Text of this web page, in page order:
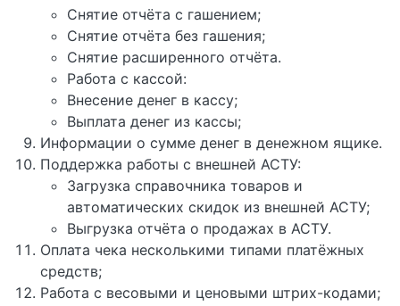
Снятие отчёта с гашением;
Снятие отчёта без гашения;
Снятие расширенного отчёта.
Работа с кассой:
Внесение денег в кассу;
Выплата денег из кассы;
Информации о сумме денег в денежном ящике.
Поддержка работы с внешней АСТУ:
Загрузка справочника товаров и
автоматических скидок из внешней АСТУ;
Выгрузка отчёта о продажах в АСТУ.
Оплата чека несколькими типами платёжных
средств;
Работа с весовыми и ценовыми штрих-кодами;